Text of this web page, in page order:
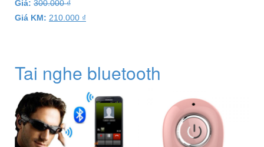
Giá: 300.000₫
Giá KM: 210.000 ₫
Tai nghe bluetooth